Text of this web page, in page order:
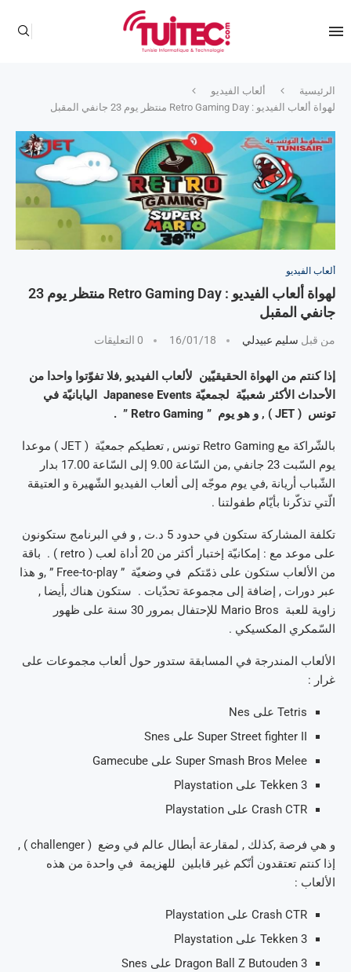
الرئيسية
ألعاب الفيديو
لهواة ألعاب الفيديو : Retro Gaming Day منتظر يوم 23 جانفي المقبل
ألعاب الفيديو
لهواة ألعاب الفيديو : Retro Gaming Day منتظر يوم 23
جانفي المقبل
من قبل سليم عبيدلي 16/01/18 0 التعليقات
إذا كنتم من الهواة الحقيقيّين لألعاب الفيديو ,فلا تفوّتوا واحدا من
الأحداث الأكثر شعبيّة لجمعيّة Japanese Events اليابانيّة في
تونس ( JET ) , و هو يوم ” Retro Gaming ” .
بالشّراكة مع Retro Gaming تونس , تعطيكم جمعيّة ( JET ) موعدا
يوم السّبت 23 جانفي ,من السّاعة 9.00 إلى السّاعة 17.00 بدار
الشّباب أريانة ,في يوم موجّه إلى ألعاب الفيديو الشّهيرة و العتيقة
الّتي تذكّرنا بأيّام طفولتنا .
تكلفة المشاركة ستكون في حدود 5 د.ت , و في البرنامج ستكونون
على موعد مع : إمكانيّة إختبار أكثر من 20 أداة لعب ( retro ) . باقة
من الألعاب ستكون على ذمّتكم في وضعيّة ” Free-to-play ” ,و هذا
عبر دورات , إضافة إلى مجموعة تحدّيات . ستكون هناك ,أيضا ,
زاوية للعبة Mario Bros للإحتفال بمرور 30 سنة على ظهور
السّمكري المكسيكي .
الألعاب المندرجة في المسابقة ستدور حول ألعاب مجموعات على
غرار :
Tetris على Nes
Super Street fighter II على Snes
Super Smash Bros Melee على Gamecube
Tekken 3 على Playstation
Crash CTR على Playstation
و هي فرصة ,كذلك , لمقارعة أبطال عالم في وضع ( challenger ) ,
إذا كنتم تعتقدون أنّكم غير قابلين للهزيمة في واحدة من هذه
الألعاب :
Crash CTR على Playstation
Tekken 3 على Playstation
Dragon Ball Z Butouden 3 على Snes